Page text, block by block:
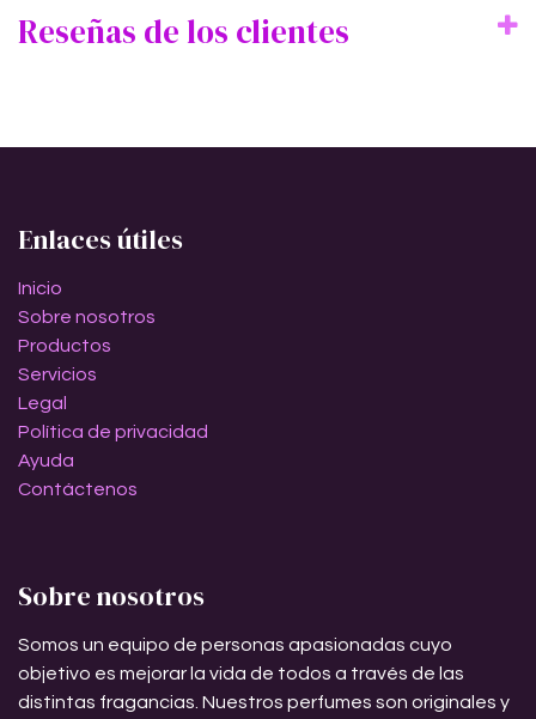
Reseñas de los clientes
Enlaces útiles
Inicio
Sobre nosotros
Productos
Servicios
Legal
Política de privacidad
Ayuda
Contáctenos
Sobre nosotros
Somos un equipo de personas apasionadas cuyo
objetivo es mejorar la vida de todos a través de las
distintas fragancias. Nuestros perfumes son originales y